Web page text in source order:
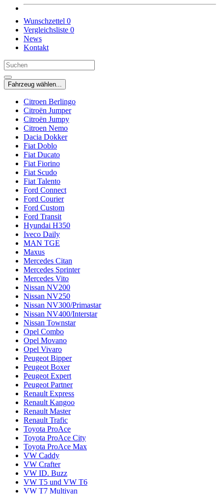
Wunschzettel 0
Vergleichsliste 0
News
Kontakt
Fahrzeug wählen...
Citroen Berlingo
Citroën Jumper
Citroën Jumpy
Citroen Nemo
Dacia Dokker
Fiat Doblo
Fiat Ducato
Fiat Fiorino
Fiat Scudo
Fiat Talento
Ford Connect
Ford Courier
Ford Custom
Ford Transit
Hyundai H350
Iveco Daily
MAN TGE
Maxus
Mercedes Citan
Mercedes Sprinter
Mercedes Vito
Nissan NV200
Nissan NV250
Nissan NV300/Primastar
Nissan NV400/Interstar
Nissan Townstar
Opel Combo
Opel Movano
Opel Vivaro
Peugeot Bipper
Peugeot Boxer
Peugeot Expert
Peugeot Partner
Renault Express
Renault Kangoo
Renault Master
Renault Trafic
Toyota ProAce
Toyota ProAce City
Toyota ProAce Max
VW Caddy
VW Crafter
VW ID. Buzz
VW T5 und VW T6
VW T7 Multivan